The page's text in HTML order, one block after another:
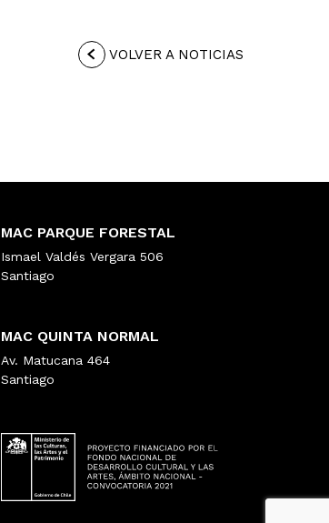
VOLVER A NOTICIAS
MAC PARQUE FORESTAL
Ismael Valdés Vergara 506
Santiago
MAC QUINTA NORMAL
Av. Matucana 464
Santiago